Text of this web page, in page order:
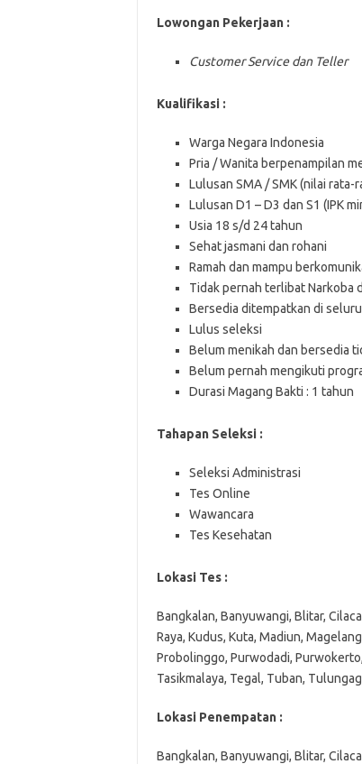
Lowongan Pekerjaan :
Customer Service dan Teller
Kualifikasi :
Warga Negara Indonesia
Pria / Wanita berpenampilan
Lulusan SMA / SMK (nilai rata-
Lulusan D1 – D3 dan S1 (IPK
Usia 18 s/d 24 tahun
Sehat jasmani dan rohani
Ramah dan mampu
Tidak pernah terlibat Narkoba
Bersedia ditempatkan di
Lulus seleksi
Belum menikah dan bersedia
Belum pernah mengikuti
Durasi Magang Bakti : 1 tahun
Tahapan Seleksi :
Seleksi Administrasi
Tes Online
Wawancara
Tes Kesehatan
Lokasi Tes :
Bangkalan, Banyuwangi, Blitar,
Raya, Kudus, Kuta, Madiun,
Probolinggo, Purwodadi,
Tasikmalaya, Tegal, Tuban,
Lokasi Penempatan :
Bangkalan, Banyuwangi, Blitar,